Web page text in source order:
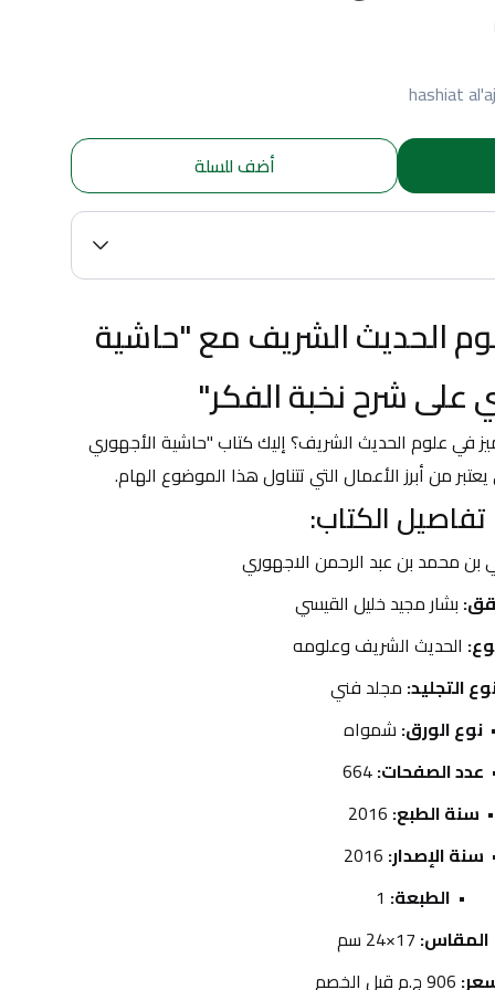
hashiat
أضف للسلة
على شرح نخبة الفكر"
من أبرز الأعمال التي تتناول هذا الموضوع الهام.
تفاصيل الكتاب:
بن محمد بن عبد الرحمن الاجهوري
بشار مجيد خليل القيسي
الحديث الشريف وعلومه
التجليد: مجلد فني
نوع الورق: شمواه
عدد الصفحات:
سنة الطبع:
سنة الإصدار:
الطبعة:
المقاس: